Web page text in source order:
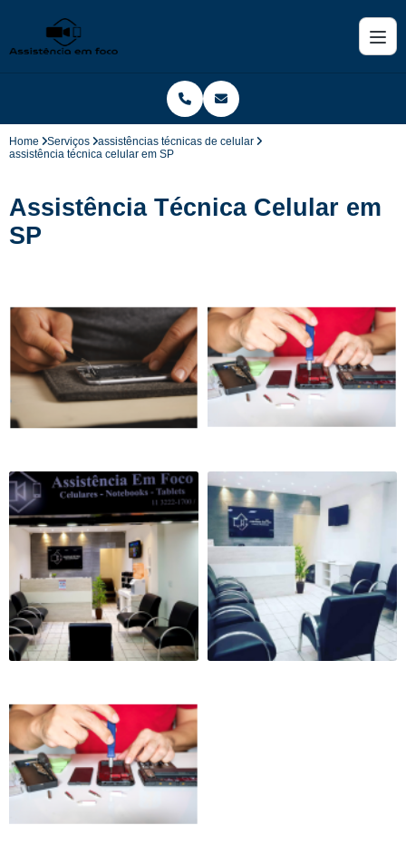
Home Serviços
assistências técnicas de celular
assistência técnica celular em SP
Assistência Técnica Celular em
SP